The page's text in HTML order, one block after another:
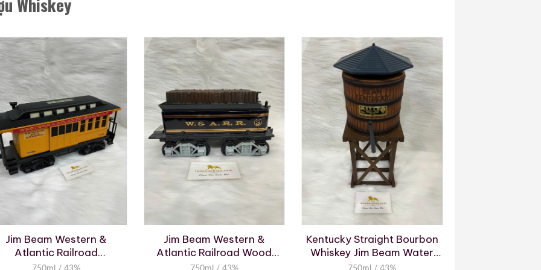
Jim Beam Western &
Atlantic Railroad
Combination Car
Jim Beam Western &
Atlantic Railroad Wood
Tender Decanter
Kentucky Straight Bourbon
Whiskey Jim Beam Water
Tower Decanter